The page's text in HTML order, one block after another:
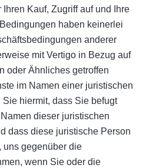
Ihren Kauf, Zugriff auf und Ihre
haben keinerlei
anderer
mit Vertigo in Bezug auf
oder Ähnliches getroffen
im Namen einer juristischen
hiermit, dass Sie befugt
dieser juristischen
dass diese juristische Person
uns gegenüber die
wenn Sie oder die